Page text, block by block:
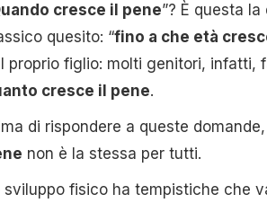
cresce il pene”? È questa
quesito: “fino a che età
proprio figlio: molti genitori, infatti,
cresce il pene.
di rispondere a queste
non è la stessa per tutti.
sviluppo fisico ha tempistiche che